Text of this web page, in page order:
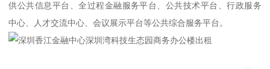
供公共信息平台、全过程金融服务平台、公共技术平台、行政服务
中心、人才交流中心、会议展示平台等公共综合服务平台。